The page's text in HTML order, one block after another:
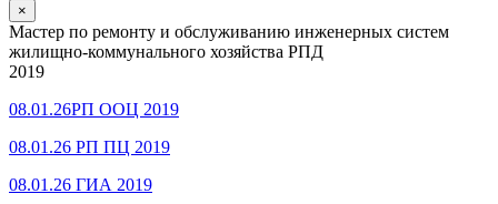
×
Мастер по ремонту и обслуживанию инженерных систем
жилищно-коммунального хозяйства РПД
2019
08.01.26РП ООЦ 2019
08.01.26 РП ПЦ 2019
08.01.26 ГИА 2019